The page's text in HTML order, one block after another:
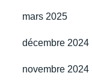
mars 2025
décembre 2024
novembre 2024